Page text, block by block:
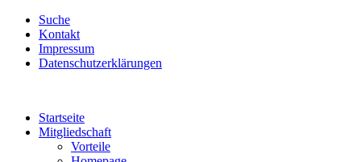
Suche
Kontakt
Impressum
Datenschutzerklärungen
Startseite
Mitgliedschaft
Vorteile